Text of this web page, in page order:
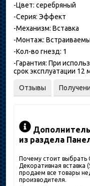
-Цвет: серебряный
-Серия: Эффект
-Механизм: Вставка
-Монтаж:
-Кол-во гнезд: 1
-Гарантия: При
срок эксплуатации 12
Отзывы
из раздела
Почему стоит
Декоративная вставка
продаем все товары
производителя.